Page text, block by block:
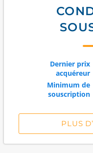
Dernier prix
acquéreur
Minimum de
souscription
PLUS